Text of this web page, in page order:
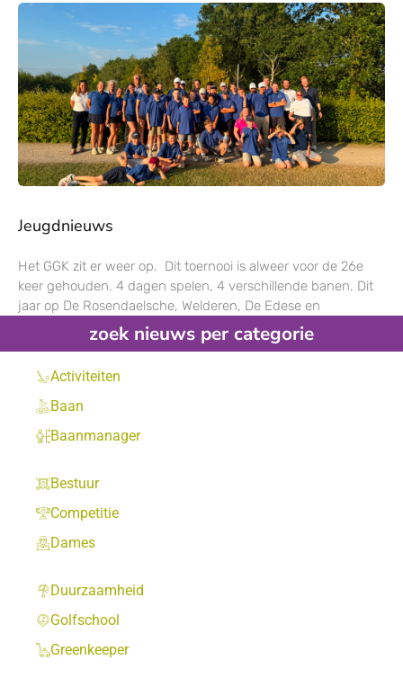
Jeugdnieuws
Het GGK zit er weer op. Dit toernooi is alweer voor de 26e
keer gehouden. 4 dagen spelen, 4 verschillende banen. Dit
jaar op De Rosendaelsche, Welderen, De Edese en
zoek nieuws per categorie
Activiteiten
Baan
Baanmanager
Bestuur
Competitie
Dames
Duurzaamheid
Golfschool
Greenkeeper